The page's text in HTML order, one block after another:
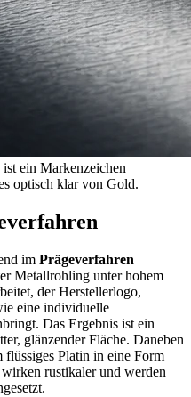
ein Markenzeichen
optisch klar von Gold.
im Prägeverfahren
Metallrohling unter hohem
der Herstellerlogo,
eine individuelle
Das Ergebnis ist ein
glänzender Fläche. Daneben
flüssiges Platin in eine Form
rustikaler und werden